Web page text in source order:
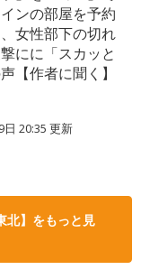
ンの部屋を予約
女性部下の切れ
にに「スカッと
【作者に聞く】
日 20:35 更新
北】をもっと見